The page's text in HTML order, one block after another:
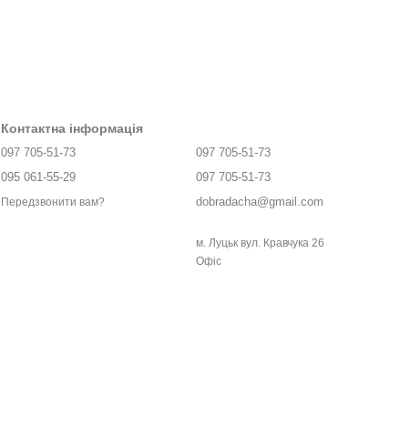
Контактна інформація
097 705-51-73
095 061-55-29
Передзвонити вам?
097 705-51-73
097 705-51-73
dobradacha@gmail.com
м. Луцьк вул. Кравчука 26
Офіс